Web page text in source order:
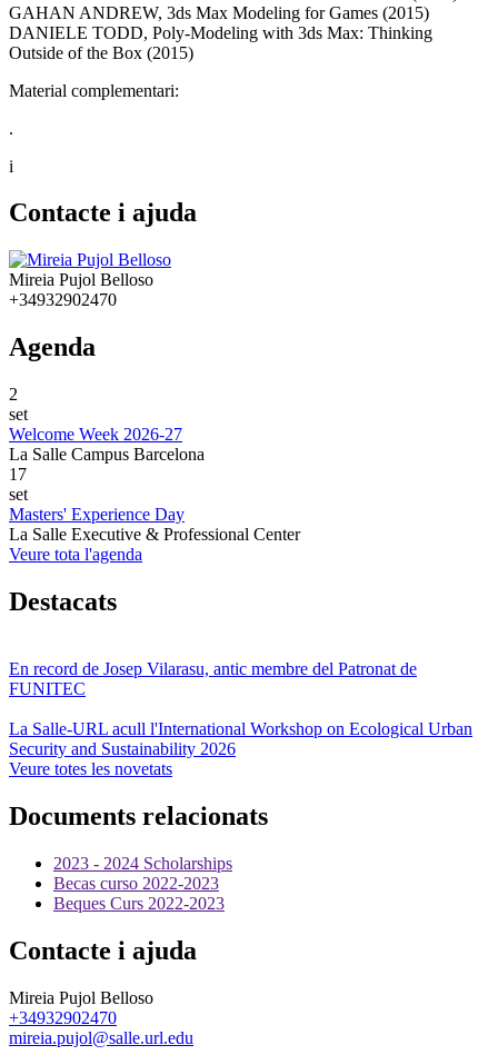
GAHAN ANDREW, 3ds Max Modeling for Games (2015)
DANIELE TODD, Poly-Modeling with 3ds Max: Thinking
Outside of the Box (2015)
Material complementari:
.
i
Contacte i ajuda
Mireia Pujol Belloso
+34932902470
Agenda
2
set
Welcome Week 2026-27
La Salle Campus Barcelona
17
set
Masters' Experience Day
La Salle Executive & Professional Center
Veure tota l'agenda
Destacats
En record de Josep Vilarasu, antic membre del Patronat de
FUNITEC
La Salle-URL acull l'International Workshop on Ecological Urban
Security and Sustainability 2026
Veure totes les novetats
Documents relacionats
2023 - 2024 Scholarships
Becas curso 2022-2023
Beques Curs 2022-2023
Contacte i ajuda
Mireia Pujol Belloso
+34932902470
mireia.pujol@salle.url.edu